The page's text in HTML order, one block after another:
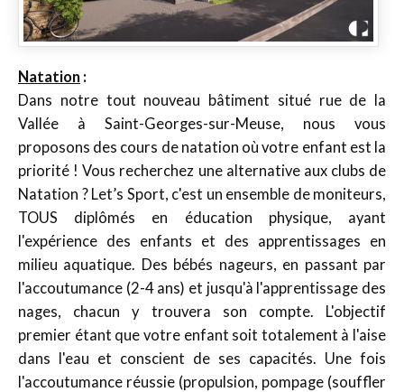
Natation :
Dans notre tout nouveau bâtiment situé rue de la
Vallée à Saint-Georges-sur-Meuse, nous vous
proposons des cours de natation où votre enfant est la
priorité ! Vous recherchez une alternative aux clubs de
Natation ? Let’s Sport, c'est un ensemble de moniteurs,
TOUS diplômés en éducation physique, ayant
l'expérience des enfants et des apprentissages en
milieu aquatique. Des bébés nageurs, en passant par
l'accoutumance (2-4 ans) et jusqu'à l'apprentissage des
nages, chacun y trouvera son compte. L'objectif
premier étant que votre enfant soit totalement à l'aise
dans l'eau et conscient de ses capacités. Une fois
l'accoutumance réussie (propulsion, pompage (souffler